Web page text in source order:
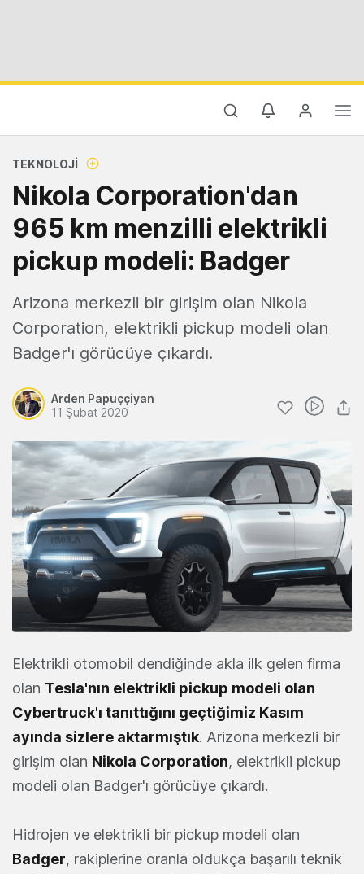
TEKNOLOJI
Nikola Corporation'dan
965 km menzilli elektrikli
pickup modeli: Badger
Arizona merkezli bir girişim olan Nikola
Corporation, elektrikli pickup modeli olan
Badger'ı görücüye çıkardı.
Arden Papuççiyan
11 Şubat 2020
Elektrikli otomobil dendiğinde akla ilk gelen firma
olan Tesla'nın elektrikli pickup modeli olan
Cybertruck'ı tanıttığını geçtiğimiz Kasım
ayında sizlere aktarmıştık. Arizona merkezli bir
girişim olan Nikola Corporation, elektrikli pickup
modeli olan Badger'ı görücüye çıkardı.
Hidrojen ve elektrikli bir pickup modeli olan
Badger, rakiplerine oranla oldukça başarılı teknik